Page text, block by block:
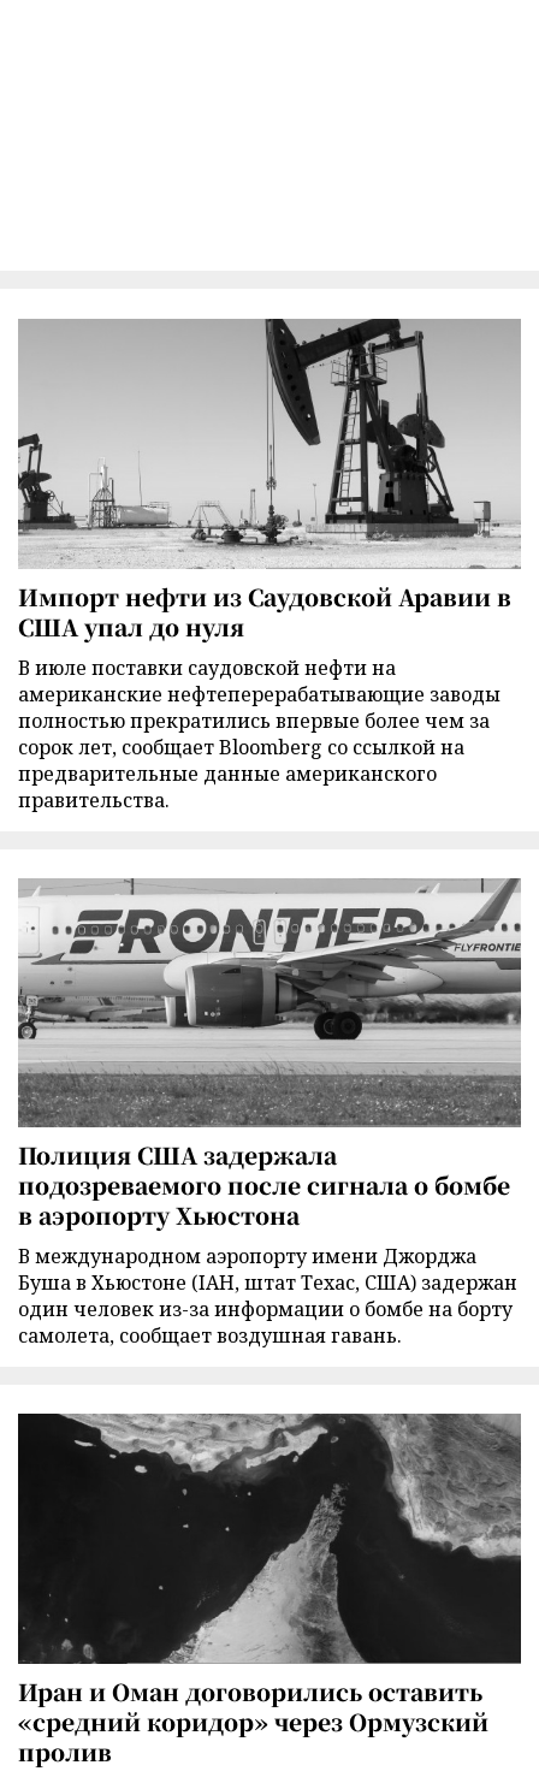
Импорт нефти из Саудовской Аравии в
США упал до нуля
В июле поставки саудовской нефти на
американские нефтеперерабатывающие заводы
полностью прекратились впервые более чем за
сорок лет, сообщает Bloomberg со ссылкой на
предварительные данные американского
правительства.
Полиция США задержала
подозреваемого после сигнала о бомбе
в аэропорту Хьюстона
В международном аэропорту имени Джорджа
Буша в Хьюстоне (IAH, штат Техас, США) задержан
один человек из-за информации о бомбе на борту
самолета, сообщает воздушная гавань.
Иран и Оман договорились оставить
«средний коридор» через Ормузский
пролив